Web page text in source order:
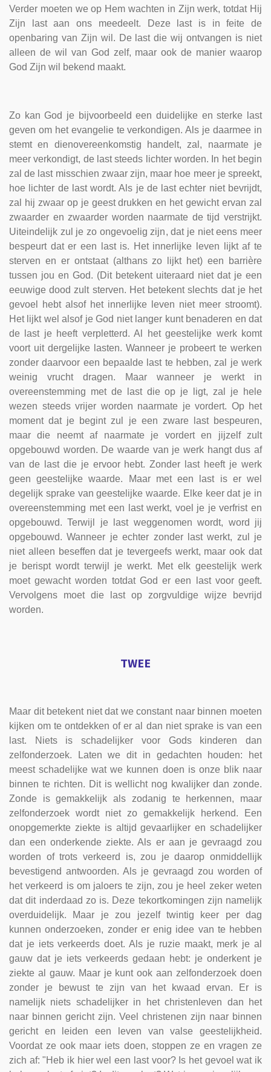
Verder moeten we op Hem wachten in Zijn werk, totdat Hij
Zijn last aan ons meedeelt. Deze last is in feite de
openbaring van Zijn wil. De last die wij ontvangen is niet
alleen de wil van God zelf, maar ook de manier waarop
God Zijn wil bekend maakt.
Zo kan God je bijvoorbeeld een duidelijke en sterke last
geven om het evangelie te verkondigen. Als je daarmee in
stemt en dienovereenkomstig handelt, zal, naarmate je
meer verkondigt, de last steeds lichter worden. In het begin
zal de last misschien zwaar zijn, maar hoe meer je spreekt,
hoe lichter de last wordt. Als je de last echter niet bevrijdt,
zal hij zwaar op je geest drukken en het gewicht ervan zal
zwaarder en zwaarder worden naarmate de tijd verstrijkt.
Uiteindelijk zul je zo ongevoelig zijn, dat je niet eens meer
bespeurt dat er een last is. Het innerlijke leven lijkt af te
sterven en er ontstaat (althans zo lijkt het) een barrière
tussen jou en God. (Dit betekent uiteraard niet dat je een
eeuwige dood zult sterven. Het betekent slechts dat je het
gevoel hebt alsof het innerlijke leven niet meer stroomt).
Het lijkt wel alsof je God niet langer kunt benaderen en dat
de last je heeft verpletterd. Al het geestelijke werk komt
voort uit dergelijke lasten. Wanneer je probeert te werken
zonder daarvoor een bepaalde last te hebben, zal je werk
weinig vrucht dragen. Maar wanneer je werkt in
overeenstemming met de last die op je ligt, zal je hele
wezen steeds vrijer worden naarmate je vordert. Op het
moment dat je begint zul je een zware last bespeuren,
maar die neemt af naarmate je vordert en jijzelf zult
opgebouwd worden. De waarde van je werk hangt dus af
van de last die je ervoor hebt. Zonder last heeft je werk
geen geestelijke waarde. Maar met een last is er wel
degelijk sprake van geestelijke waarde. Elke keer dat je in
overeenstemming met een last werkt, voel je je verfrist en
opgebouwd. Terwijl je last weggenomen wordt, word jij
opgebouwd. Wanneer je echter zonder last werkt, zul je
niet alleen beseffen dat je tevergeefs werkt, maar ook dat
je berispt wordt terwijl je werkt. Met elk geestelijk werk
moet gewacht worden totdat God er een last voor geeft.
Vervolgens moet die last op zorgvuldige wijze bevrijd
worden.
TWEE
Maar dit betekent niet dat we constant naar binnen moeten
kijken om te ontdekken of er al dan niet sprake is van een
last. Niets is schadelijker voor Gods kinderen dan
zelfonderzoek. Laten we dit in gedachten houden: het
meest schadelijke wat we kunnen doen is onze blik naar
binnen te richten. Dit is wellicht nog kwalijker dan zonde.
Zonde is gemakkelijk als zodanig te herkennen, maar
zelfonderzoek wordt niet zo gemakkelijk herkend. Een
onopgemerkte ziekte is altijd gevaarlijker en schadelijker
dan een onderkende ziekte. Als er aan je gevraagd zou
worden of trots verkeerd is, zou je daarop onmiddellijk
bevestigend antwoorden. Als je gevraagd zou worden of
het verkeerd is om jaloers te zijn, zou je heel zeker weten
dat dit inderdaad zo is. Deze tekortkomingen zijn namelijk
overduidelijk. Maar je zou jezelf twintig keer per dag
kunnen onderzoeken, zonder er enig idee van te hebben
dat je iets verkeerds doet. Als je ruzie maakt, merk je al
gauw dat je iets verkeerds gedaan hebt: je onderkent je
ziekte al gauw. Maar je kunt ook aan zelfonderzoek doen
zonder je bewust te zijn van het kwaad ervan. Er is
namelijk niets schadelijker in het christenleven dan het
naar binnen gericht zijn. Veel christenen zijn naar binnen
gericht en leiden een leven van valse geestelijkheid.
Voordat ze ook maar iets doen, stoppen ze en vragen ze
zich af: "Heb ik hier wel een last voor? Is het gevoel wat ik